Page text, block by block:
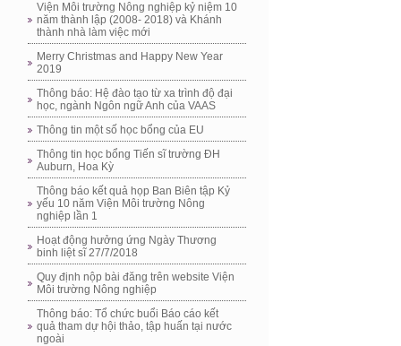
Viện Môi trường Nông nghiệp kỷ niệm 10
năm thành lập (2008- 2018) và Khánh
thành nhà làm việc mới
Merry Christmas and Happy New Year
2019
Thông báo: Hệ đào tạo từ xa trình độ đại
học, ngành Ngôn ngữ Anh của VAAS
Thông tin một số học bổng của EU
Thông tin học bổng Tiến sĩ trường ĐH
Auburn, Hoa Kỳ
Thông báo kết quả họp Ban Biên tập Kỷ
yếu 10 năm Viện Môi trường Nông
nghiệp lần 1
Hoạt động hưởng ứng Ngày Thương
binh liệt sĩ 27/7/2018
Quy định nộp bài đăng trên website Viện
Môi trường Nông nghiệp
Thông báo: Tổ chức buổi Báo cáo kết
quả tham dự hội thảo, tập huấn tại nước
ngoài